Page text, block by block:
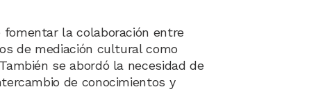
fomentar la colaboración entre
de mediación cultural como
se abordó la necesidad de
de conocimientos y